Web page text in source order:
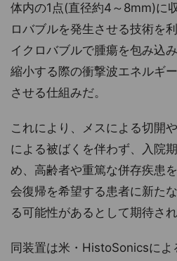
体内の1点(直径約4～8mm)に
ロバブルを発生させる技術を
イクロバブルで腫瘍を包み込
縮小する際の衝撃波エネルギ
させる仕組みだ。
これにより、メスによる切開
による被ばくを伴わず、入院
め、高齢者や重篤な併存疾患
会復帰を希望する患者に新た
る可能性があるとして期待され
同装置は米・HistoSonicsに